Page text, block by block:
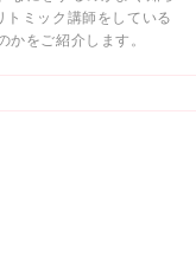
ミック講師をしている
をご紹介します。